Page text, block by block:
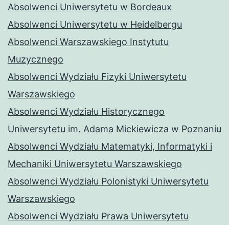
Absolwenci Uniwersytetu w Bordeaux
Absolwenci Uniwersytetu w Heidelbergu
Absolwenci Warszawskiego Instytutu
Muzycznego
Absolwenci Wydziału Fizyki Uniwersytetu
Warszawskiego
Absolwenci Wydziału Historycznego
Uniwersytetu im. Adama Mickiewicza w Poznaniu
Absolwenci Wydziału Matematyki, Informatyki i
Mechaniki Uniwersytetu Warszawskiego
Absolwenci Wydziału Polonistyki Uniwersytetu
Warszawskiego
Absolwenci Wydziału Prawa Uniwersytetu